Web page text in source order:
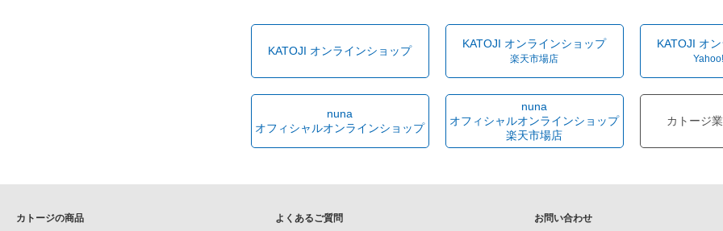
KATOJI オンラインショップ
KATOJI オンラインショップ
楽天市場店
KATOJI オ
nuna
オフィシャルオンラインショップ
nuna
オフィシャルオンラインショップ
楽天市場店
カトージ
カトージの商品
よくあるご質問
お問い合わせ